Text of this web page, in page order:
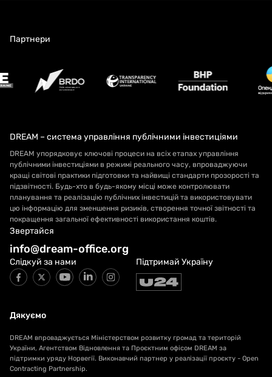
Партнери
DREAM – система управління публічними інвестиціями
DREAM упорядковує ключові процеси на всіх етапах управління
публічними інвестиціями в режимі реального часу, впроваджуючи
кращі світові практики підготовки та найвищі стандарти прозорості та
підзвітності. Будь-хто в будь-якому місці може контролювати
планування та реалізацію публічних інвестицій та використовувати
цю інформацію для зменшення ризиків, створення точної звітності та
покращення загальної ефективності використання коштів.
Звертайся
info@dream-office.org
Слідкуй за нами Підтримай Україну
Дякуємо
DREAM впроваджується Міністерством розвитку громад та територій
України, Агентством Відновлення та Проєктним офісом DREAM за
підтримки уряду Норвегії. Виконавчий партнер у реалізації проєкту - Open
Contracting Partnership.